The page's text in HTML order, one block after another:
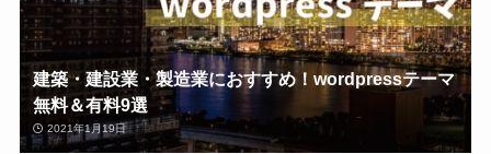
建築・建設業・製造業におすすめ！wordpressテーマ
無料＆有料9選
2021年1月19日